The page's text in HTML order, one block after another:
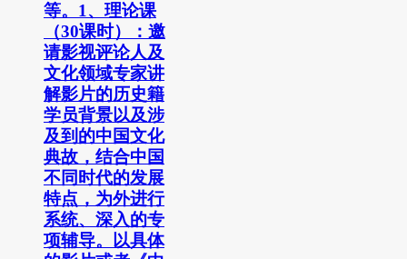
等。1、理论课
（30课时）：邀
请影视评论人及
文化领域专家讲
解影片的历史籍
学员背景以及涉
及到的中国文化
典故，结合中国
不同时代的发展
特点，为外进行
系统、深入的专
项辅导。以具体